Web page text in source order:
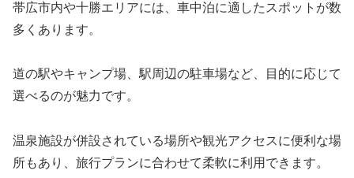
帯広市内や十勝エリアには、車中泊に適したスポットが数
多くあります。
道の駅やキャンプ場、駅周辺の駐車場など、目的に応じて
選べるのが魅力です。
温泉施設が併設されている場所や観光アクセスに便利な場
所もあり、旅行プランに合わせて柔軟に利用できます。